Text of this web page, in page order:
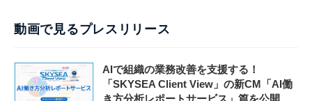
動画で見るプレスリリース
AIで組織の業務改善を支援する！
「SKYSEA Client View」の新CM「AI働
き方分析レポートサービス」篇を公開